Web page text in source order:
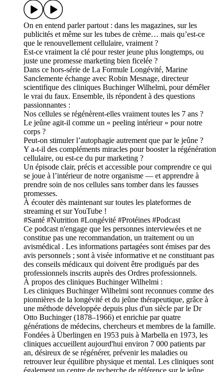
On en entend parler partout : dans les magazines, sur les
publicités et même sur les tubes de crème… mais qu’est-ce
que le renouvellement cellulaire, vraiment ?
Est-ce vraiment la clé pour rester jeune plus longtemps, ou
juste une promesse marketing bien ficelée ?
Dans ce hors-série de La Formule Longévité, Marine
Sanclemente échange avec Robin Mesnage, directeur
scientifique des cliniques Buchinger Wilhelmi, pour démêler
le vrai du faux. Ensemble, ils répondent à des questions
passionnantes :
Nos cellules se régénèrent-elles vraiment toutes les 7 ans ?
Le jeûne agit-il comme un « peeling intérieur » pour notre
corps ?
Peut-on stimuler l’autophagie autrement que par le jeûne ?
Y a-t-il des compléments miracles pour booster la régénération
cellulaire, ou est-ce du pur marketing ?
Un épisode clair, précis et accessible pour comprendre ce qui
se joue à l’intérieur de notre organisme — et apprendre à
prendre soin de nos cellules sans tomber dans les fausses
promesses.
À écouter dès maintenant sur toutes les plateformes de
streaming et sur YouTube !
#Santé #Nutrition #Longévité #Protéines #Podcast
Ce podcast n'engage que les personnes interviewées et ne
constitue pas une recommandation, un traitement ou un
avismédical . Les informations partagées sont émises par des
avis personnels ; sont à visée informative et ne constituant pas
des conseils médicaux qui doivent être prodigués par des
professionnels inscrits auprès des Ordres professionnels.
À propos des cliniques Buchinger Wilhelmi :
Les cliniques Buchinger Wilhelmi sont reconnues comme des
pionnières de la longévité et du jeûne thérapeutique, grâce à
une méthode développée depuis plus d'un siècle par le Dr
Otto Buchinger (1878–1966) et enrichie par quatre
générations de médecins, chercheurs et membres de la famille.
Fondées à Überlingen en 1953 puis à Marbella en 1973, les
cliniques accueillent aujourd'hui environ 7 000 patients par
an, désireux de se régénérer, prévenir les maladies ou
retrouver leur équilibre physique et mental. Les cliniques sont